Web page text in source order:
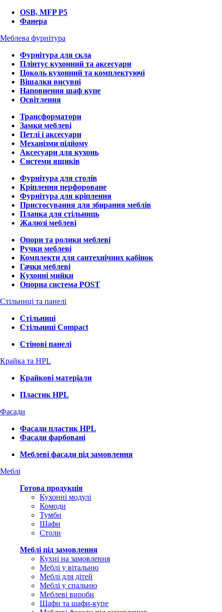
OSB, MFP P5
Фанера
Меблева фурнітура
Фурнітура для скла
Плінтус кухонний та аксесуари
Цоколь кухонний та комплектуючі
Вішалки висувні
Наповнення шаф купе
Освітлення
Трансформатори
Замки меблеві
Петлі і аксесуари
Механізми підйому
Аксесуари для кухонь
Системи ящиків
Фурнітура для столів
Кріплення перфороване
Фурнітура для кріплення
Пристосування для збирання меблів
Планка для стільниць
Жалюзі меблеві
Опори та ролики меблеві
Ручки меблеві
Комплекти для сантехнічних кабінок
Гачки меблеві
Кухонні мийки
Опорна система POST
Стільниці та панелі
Стільниці
Стільниці Compact
Стінові панелі
Крайка та HPL
Крайкові матеріали
Пластик HPL
Фасади
Фасади пластик HPL
Фасади фарбовані
Меблеві фасади під замовлення
Меблі
Готова продукція
Кухонні модулі
Комоди
Тумби
Шафи
Столи
Меблі під замовлення
Кухні на замовлення
Меблі у вітальню
Меблі для дітей
Меблі у спальню
Меблеві вироби
Шафи та шафи-купе